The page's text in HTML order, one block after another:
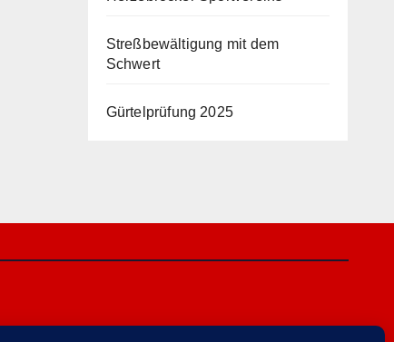
Streßbewältigung mit dem
Schwert
Gürtelprüfung 2025